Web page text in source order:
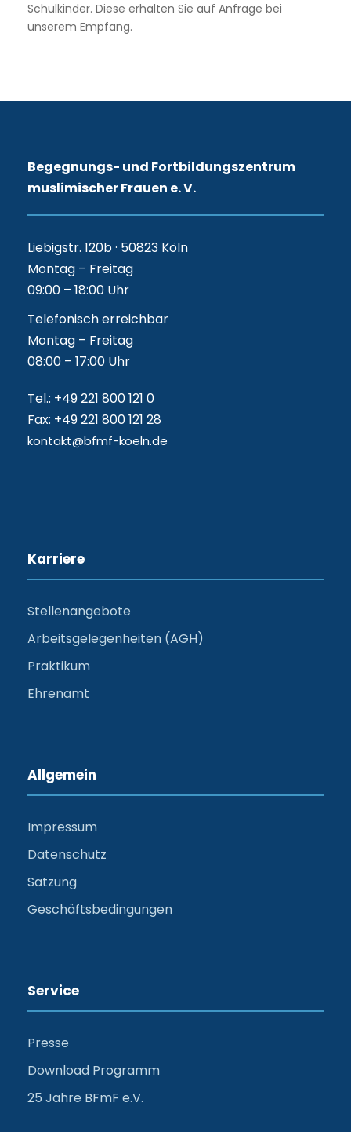
Schulkinder. Diese erhalten Sie auf Anfrage bei
unserem Empfang.
Begegnungs- und Fortbildungszentrum
muslimischer Frauen e. V.
Liebigstr. 120b · 50823 Köln
Montag – Freitag
09:00 – 18:00 Uhr
Telefonisch erreichbar
Montag – Freitag
08:00 – 17:00 Uhr
Tel.: +49 221 800 121 0
Fax: +49 221 800 121 28
kontakt@bfmf-koeln.de
Karriere
Stellenangebote
Arbeitsgelegenheiten (AGH)
Praktikum
Ehrenamt
Allgemein
Impressum
Datenschutz
Satzung
Geschäftsbedingungen
Service
Presse
Download Programm
25 Jahre BFmF e.V.